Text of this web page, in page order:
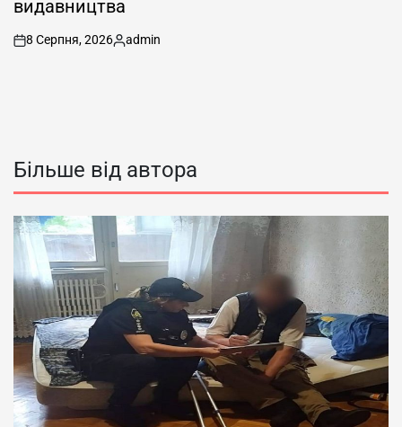
видавництва
on
8 Серпня, 2026
Опубліковано
admin
Більше від автора